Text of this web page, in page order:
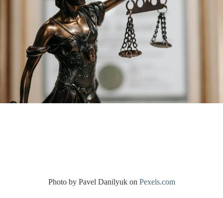
Photo by Pavel Danilyuk on Pexels.com